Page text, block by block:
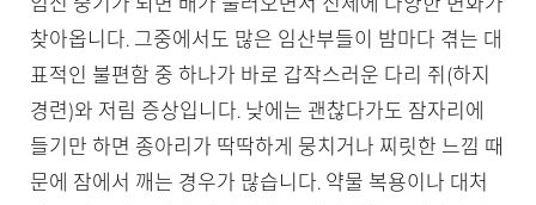
찾아옵니다. 그중에서도 많은 임산부들이 밤마다 겪는 대
표적인 불편함 중 하나가 바로 갑작스러운 다리 쥐(하지
경련)와 저림 증상입니다. 낮에는 괜찮다가도 잠자리에
들기만 하면 종아리가 딱딱하게 뭉치거나 찌릿한 느낌 때
문에 잠에서 깨는 경우가 많습니다. 약물 복용이나 대처